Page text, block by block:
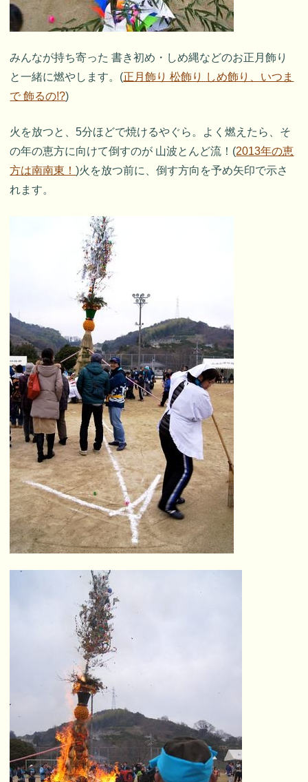
みんなが持ち寄った 書き初め・しめ縄などのお正月飾り
と一緒に燃やします。(正月飾り 松飾り しめ飾り、いつま
で 飾るの!?)
火を放つと、5分ほどで焼けるやぐら。よく燃えたら、そ
の年の恵方に向けて倒すのが 山波とんど流！(2013年の恵
方は南南東！)火を放つ前に、倒す方向を予め矢印で示さ
れます。